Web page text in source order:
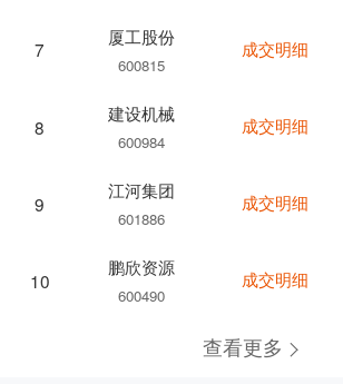
7
厦工股份
600815
8
建设机械
600984
9
江河集团
601886
10
鹏欣资源
600490
成交明细
成交明细
成交明细
成交明细
查看更多